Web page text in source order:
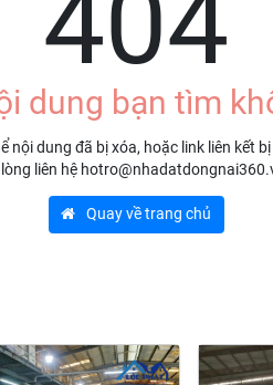
dung bạn tìm
nội dung đã bị xóa, hoặc link liên kết
liên hệ
Quay về trang chủ